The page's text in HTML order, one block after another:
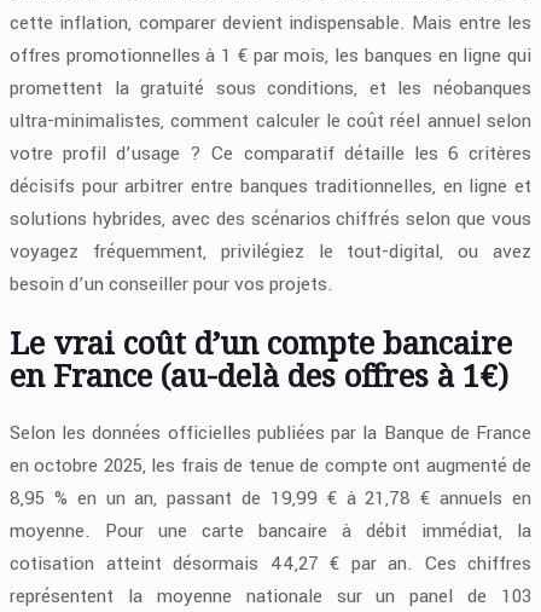
cette inflation, comparer devient indispensable. Mais entre les
offres promotionnelles à 1 € par mois, les banques en ligne qui
promettent la gratuité sous conditions, et les néobanques
ultra-minimalistes, comment calculer le coût réel annuel selon
votre profil d’usage ? Ce comparatif détaille les 6 critères
décisifs pour arbitrer entre banques traditionnelles, en ligne et
solutions hybrides, avec des scénarios chiffrés selon que vous
voyagez fréquemment, privilégiez le tout-digital, ou avez
besoin d’un conseiller pour vos projets.
Le vrai coût d’un compte bancaire
en France (au-delà des offres à 1€)
Selon les données officielles publiées par la Banque de France
en octobre 2025, les frais de tenue de compte ont augmenté de
8,95 % en un an, passant de 19,99 € à 21,78 € annuels en
moyenne. Pour une carte bancaire à débit immédiat, la
cotisation atteint désormais 44,27 € par an. Ces chiffres
représentent la moyenne nationale sur un panel de 103